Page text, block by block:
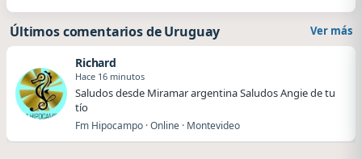
Últimos comentarios de Uruguay Ver más
Richard
Hace 16 minutos
Saludos desde Miramar argentina Saludos Angie de tu
tío
Fm Hipocampo · Online · Montevideo